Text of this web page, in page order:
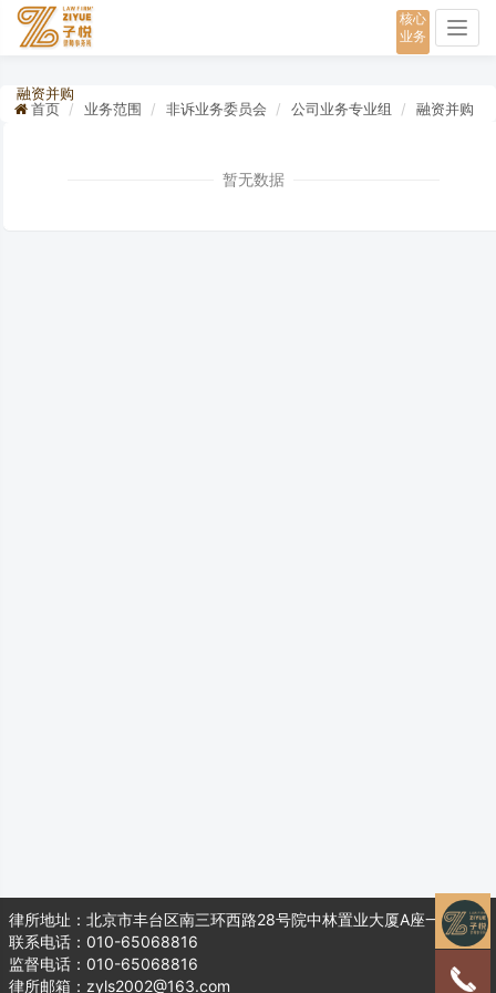
核心
业务
融资并购
首页
业务范围 非诉业务委员会 公司业务专业组 融资并购
暂无数据
律所地址：北京市丰台区南三环西路28号院中林置业大厦A座一层104
联系电话：010-65068816
监督电话：010-65068816
律所邮箱：zyls2002@163.com